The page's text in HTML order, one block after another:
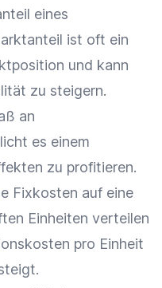
eines
ist oft ein
und kann
zu steigern.
an
es einem
zu profitieren.
Fixkosten auf eine
Einheiten verteilen
pro Einheit